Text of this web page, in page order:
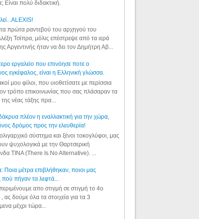
Είναι πολύ διδακτική.
πρώτα ραντεβού του αρχηγού του
Τσίπρα, μόλις επέστρεψε από τα ιερά
Αργεντινής ήταν να δει τον Δημήτρη Αβ...
εργαλείο που επινόησε ποτε ο
εγκέφαλος, είναι η Ελληνική γλώσσα.
μου φίλοι, που υιοθετίσατε με περίσσια
τρόπο επικοινωνίας που σας πλάσαραν τα
νέας τάξης πρα...
πλέον η εναλλακτική για την χώρα,
δρόμος προς την ελευθερία!
σύστημα και ξένοι τοκογλύφοι, μας
ψυχολογικά με την Θαρτσερική
TINA (There Is No Alternative). ...
Ποια μέτρα επιβλήθηκαν, ποιοι μας
πού πήγαν τα λεφτά...
απο στιγμή σε στιγμή το 4ο
ας δούμε όλα τα στοιχεία για τα 3
μέχρι τώρα...